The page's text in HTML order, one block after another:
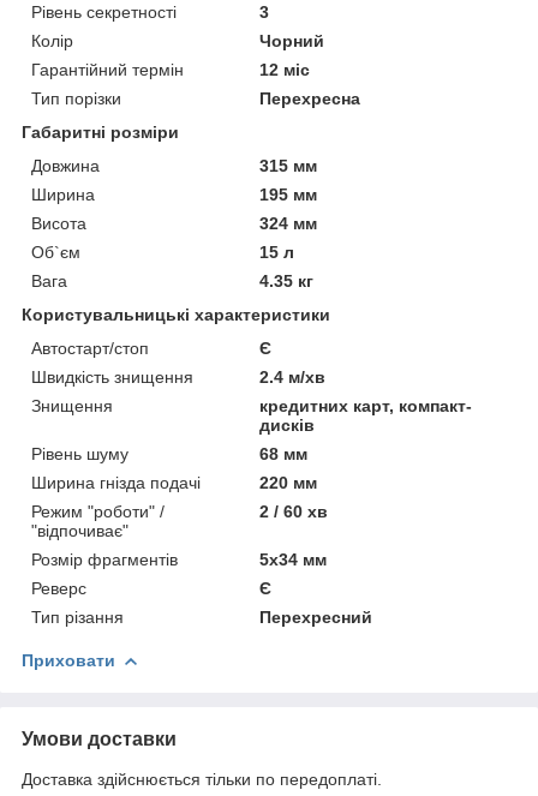
Рівень секретності
3
Колір
Чорний
Гарантійний термін
12 міс
Тип порізки
Перехресна
Габаритні розміри
Довжина
315 мм
Ширина
195 мм
Висота
324 мм
Об`єм
15 л
Вага
4.35 кг
Користувальницькі характеристики
Автостарт/стоп
Є
Швидкість знищення
2.4 м/хв
Знищення
кредитних карт, компакт-
дисків
Рівень шуму
68 мм
Ширина гнізда подачі
220 мм
Режим "роботи" /
"відпочиває"
2 / 60 хв
Розмір фрагментів
5x34 мм
Реверс
Є
Тип різання
Перехресний
Приховати
Умови доставки
Доставка здійснюється тільки по передоплаті.